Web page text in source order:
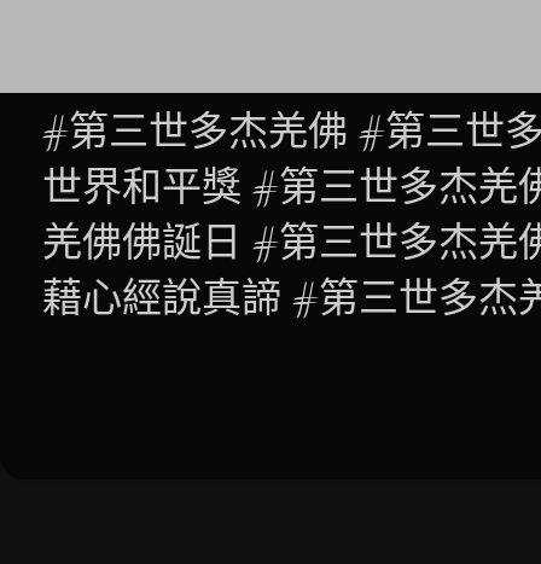
#第三世多杰羌佛 #第三世
世界和平獎 #第三世多杰羌
羌佛佛誕日 #第三世多杰羌
藉心經說真諦 #第三世多杰